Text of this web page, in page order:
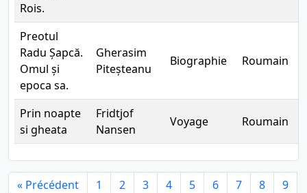
Rois.
Preotul
Radu Șapcă.
Omul și
epoca sa.
Gherasim
Piteșteanu
Biographie Roumain
Prin noapte
si gheata
Fridtjof
Nansen
Voyage Roumain
« Précédent 1 2 3 4 5 6 7 8
9